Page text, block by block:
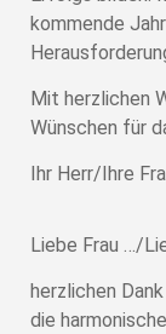
kommende
Mit herzlichen
Wünschen für
Ihr Herr/Ihre
Liebe Frau …/
herzlichen
die